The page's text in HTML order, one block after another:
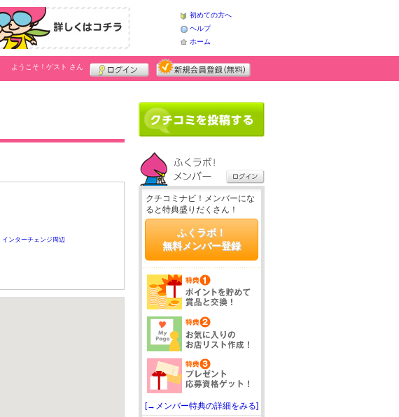
初めての方へ
ヘルプ
ホーム
ようこそ！ ゲスト さん
インターチェンジ周辺
クチコミナビ！メンバーにな
ると特典盛りだくさん！
ふくラボ！
無料メンバー登録
[→メンバー特典の詳細をみる]